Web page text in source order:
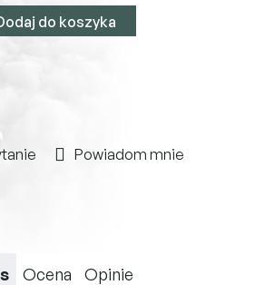
do koszyka
Powiadom mnie
Ocena Opinie